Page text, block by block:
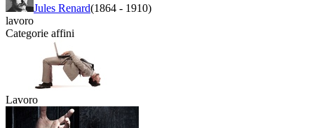
Jules Renard(1864 - 1910)
lavoro
Categorie affini
Lavoro